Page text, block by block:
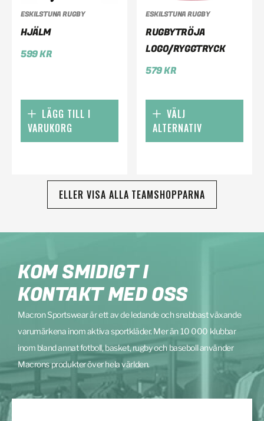
ESKILSTUNA RUGBY
HJÄLM
599KR
LÄGG TILL I
VARUKORG
ESKILSTUNA RUGBY
RUGBYTRÖJA
LOGO/RYGGTRYCK
579KR
VÄLJ
ALTERNATIV
ELLER VISA ALLA TEAMSHOPPARNA
KOM SMIDIGT I
KONTAKT MED OSS
Macron Sportswear är ett av de ledande och snabbast växande
varumärkena inom aktiva sportkläder. Mer än 10 000 klubbar
inom bland annat fotboll, basket, rugby och baseboll använder
Macrons produkter över hela världen.